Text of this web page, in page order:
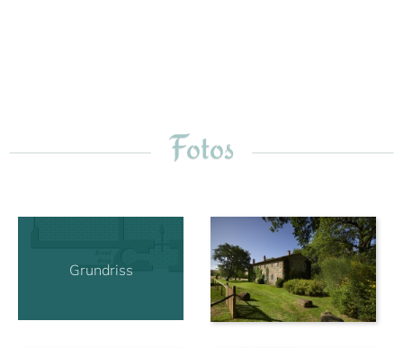
Fotos
Grundriss